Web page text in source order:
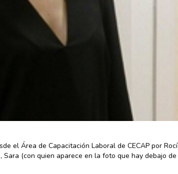
el Área de Capacitación Laboral de CECAP por
(con quien aparece en la foto que hay debajo